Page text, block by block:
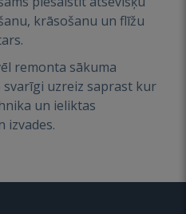
krāsošanu un flīžu
remonta sākuma
uzreiz saprast kur
un ieliktas
izvades.